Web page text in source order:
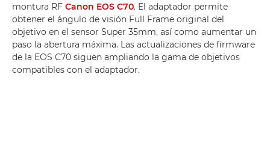
montura RF Canon EOS C70. El adaptador permite
obtener el ángulo de visión Full Frame original del
objetivo en el sensor Super 35mm, así como aumentar un
paso la abertura máxima. Las actualizaciones de firmware
de la EOS C70 siguen ampliando la gama de objetivos
compatibles con el adaptador.